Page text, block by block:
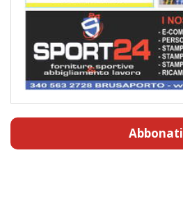
Abbonati